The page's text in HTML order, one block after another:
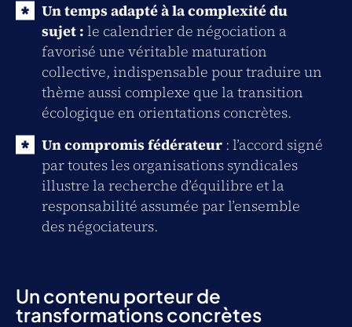
Un temps adapté à la complexité du
sujet : le calendrier de négociation a
favorisé une véritable maturation
collective, indispensable pour traduire un
thème aussi complexe que la transition
écologique en orientations concrètes.
Un compromis fédérateur : l’accord signé
par toutes les organisations syndicales
illustre la recherche d’équilibre et la
responsabilité assumée par l’ensemble
des négociateurs.
Un contenu porteur de
transformations concrètes